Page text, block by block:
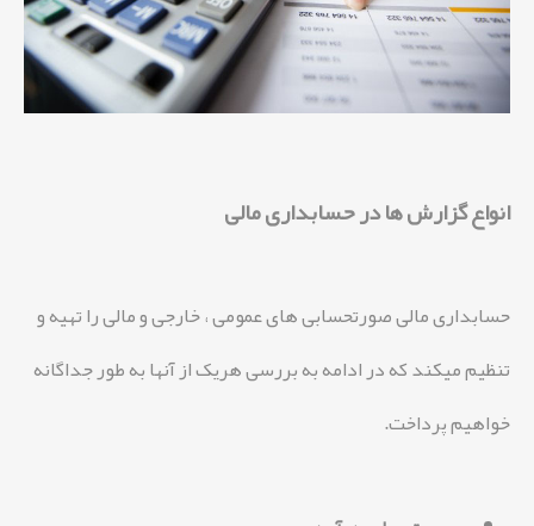
انواع گزارش ها در حسابداری مالی
حسابداری مالی صورتحسابی های عمومی ، خارجی و مالی را تهیه و
تنظیم میکند که در ادامه به بررسی هریک از آنها به طور جداگانه
خواهیم پرداخت.